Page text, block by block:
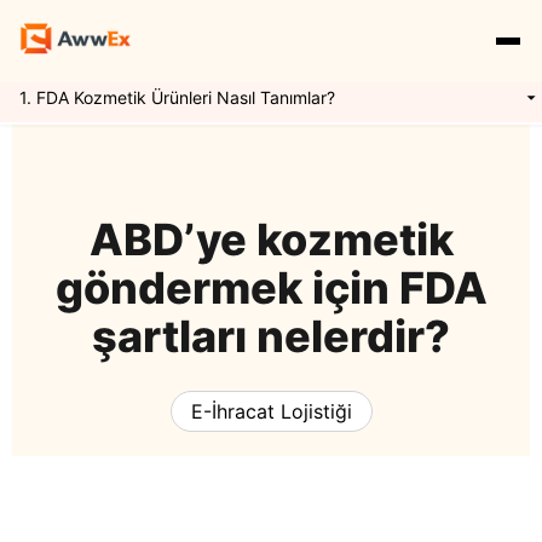
Yurtdışı Kargo
Navlun Yönetimi
E İhracat Lojistiği
Özellikler
Express Kargo
Awwex Nedir ?
Uluslararası Taşımacılık
ABD’ye kozmetik
göndermek için FDA
şartları nelerdir?
E-İhracat Lojistiği
1. FDA Kozmetik Ürünleri Nasıl Tanımlar?